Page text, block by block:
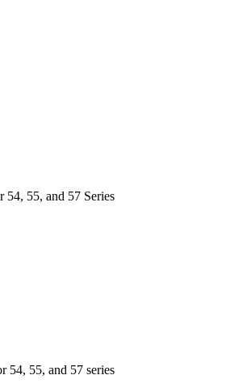
54, 55, and 57 Series
54, 55, and 57 series